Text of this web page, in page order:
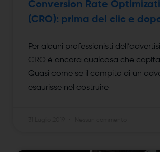
Conversion Rate
(CRO): prima del clic e
Per alcuni professionisti
CRO è ancora qualcosa che
Quasi come se il compito di un
esaurisse nel costruire